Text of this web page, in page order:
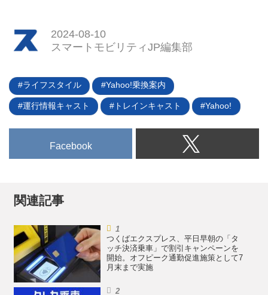
プレイ化を「Apple CarPlay」対
注目してみた。
の評価はおおよそ高い。その意味
二強を例にスマホによるカーナビ
用アプリの最新事情を見ていく。
2024-08-10
スマートモビリティJP編集部
ライフスタイル Yahoo!乗換案内
運行情報キャスト トレインキャスト Yahoo!
Facebook
関連記事
つくばエクスプレス、平日早朝の「タ
ッチ決済乗車」で割引キャンペーンを
開始。オフピーク通勤促進施策として7
月末まで実施